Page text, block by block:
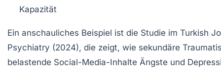
Kapazität
Ein anschauliches Beispiel ist die Studie im Turkish
Psychiatry (2024), die zeigt, wie sekundäre
belastende Social-Media-Inhalte Ängste und